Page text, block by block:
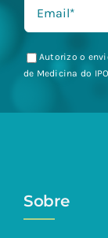
Autorizo o
de Medicina do
Sobre